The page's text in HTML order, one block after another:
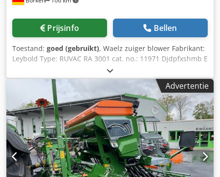
Prijsinfo Bellen
Toestand: goed (gebruikt), Waelz zuiger blower Fabrikant:
Leybold Type: RUVAC RA 3001 cat. no.: 11971 Djdpfxshmb E
Hs Af Seck Status: Gereviseerd Garantie: 12 maanden
Advertentie